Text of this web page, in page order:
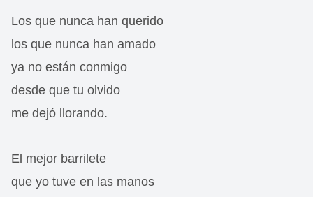
Los que nunca han querido
los que nunca han amado
ya no están conmigo
desde que tu olvido
me dejó llorando.
El mejor barrilete
que yo tuve en las manos